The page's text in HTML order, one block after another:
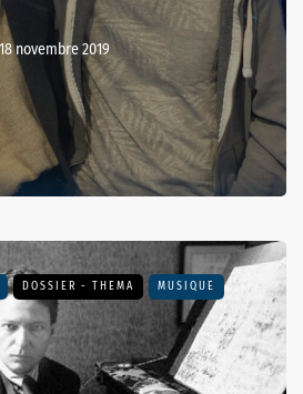
18 novembre 2019
DOSSIER - THEMA MUSIQUE